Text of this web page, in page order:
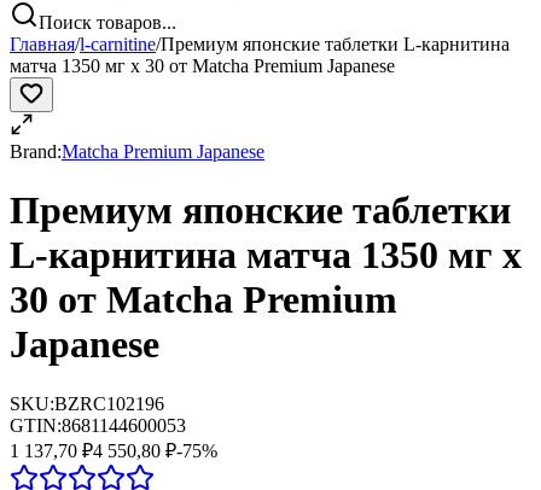
Поиск товаров...
Главная/l-carnitine/Премиум японские таблетки L-карнитина
матча 1350 мг х 30 от Matcha Premium Japanese
Brand:Matcha Premium Japanese
Премиум японские таблетки
L-карнитина матча 1350 мг х
30 от Matcha Premium
Japanese
SKU:BZRC102196
GTIN:8681144600053
1 137,70 ₽4 550,80 ₽-75%